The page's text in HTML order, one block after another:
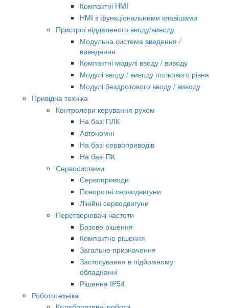
Компактні HMI
HMI з функціональними клавішами
Пристрої віддаленого вводу/виводу
Модульна система введення /
виведення
Компактні модулі вводу / виводу
Модулі вводу / виводу польового рівня
Модулі бездротового вводу / виводу
Привідна техніка
Контролери керування рухом
На базі ПЛК
Автономні
На базі сервоприводів
На базі ПК
Сервосистеми
Сервоприводи
Поворотні серводвигуни
Лінійні серводвигуни
Перетворювачі частоти
Базове рішення
Компактне рішення
Загальне призначення
Застосування в підйомному
обладнанні
Рішення IP54
Робототехніка